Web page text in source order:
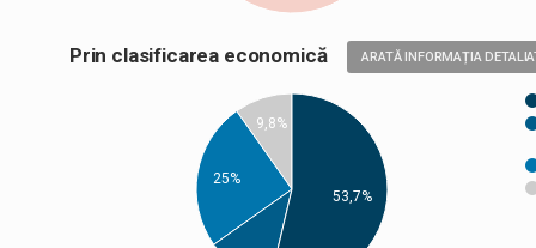
Prin clasificarea economică ARATĂ INFORMAȚIA
9,8%
25%
53,7%